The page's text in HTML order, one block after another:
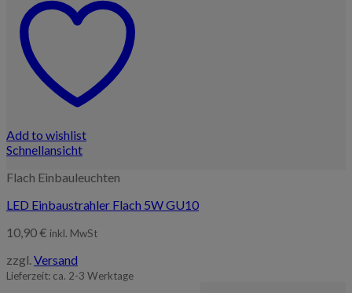
Add to wishlist
Schnellansicht
Flach Einbauleuchten
LED Einbaustrahler Flach 5W GU10
10,90€ inkl. MwSt
zzgl.Versand
Lieferzeit: ca. 2-3 Werktage